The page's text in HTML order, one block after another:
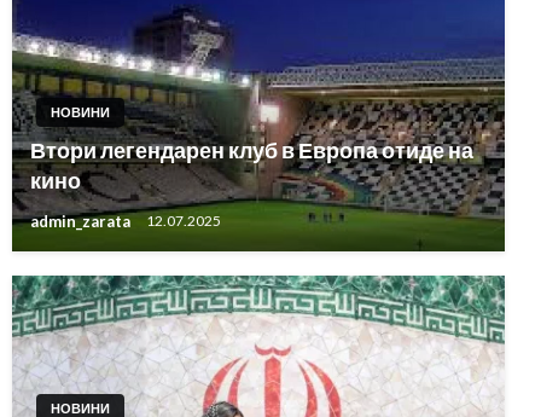
НОВИНИ
Втори легендарен клуб в Европа отиде на
кино
admin_zarata 12.07.2025
НОВИНИ